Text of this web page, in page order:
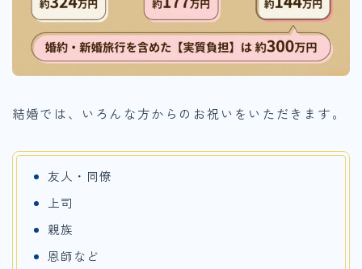
結婚では、いろんな方からのお祝いをいただきます。
友人・同僚
上司
親族
恩師など